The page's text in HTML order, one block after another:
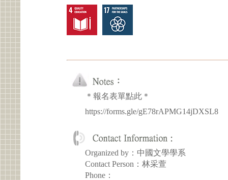
＊報名表單點此＊
https://forms.gle/gE78rAPMG14jDXSL8
Organized by：中國文學學系
Contact Person：林采萱
Phone：